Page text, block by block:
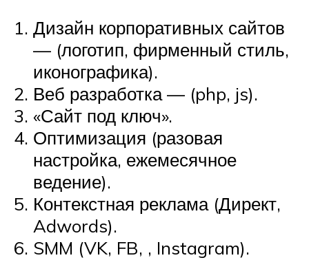
Дизайн корпоративных сайтов
— (логотип, фирменный стиль,
иконографика).
Веб разработка — (php, js).
«Сайт под ключ».
Оптимизация (разовая
настройка, ежемесячное
ведение).
Контекстная реклама (Директ,
Adwords).
SMM (VK, FB, , Instagram).